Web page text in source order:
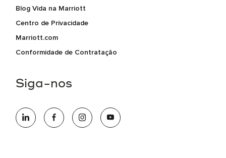
Blog Vida na Marriott
Centro de Privacidade
Marriott.com
Conformidade de Contratação
Siga-nos